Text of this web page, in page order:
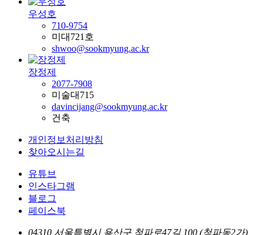
우성호
710-9754
미대721호
shwoo@sookmyung.ac.kr
장정제
2077-7908
미술대715
davincijang@sookmyung.ac.kr
건축
개인정보처리방침
찾아오시는길
유튜브
인스타그램
블로그
페이스북
04310 서울특별시 용산구 청파로47길 100 (청파동2가)